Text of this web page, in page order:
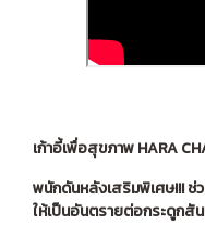
เก้าอี้เพื่อสุขภาพ HARA
พนักดันหลังเสริมพิเศษ!!! ช่
ให้เป็นอันตรายต่อกระดูกสั